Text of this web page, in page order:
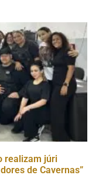
realizam júri
de Cavernas”